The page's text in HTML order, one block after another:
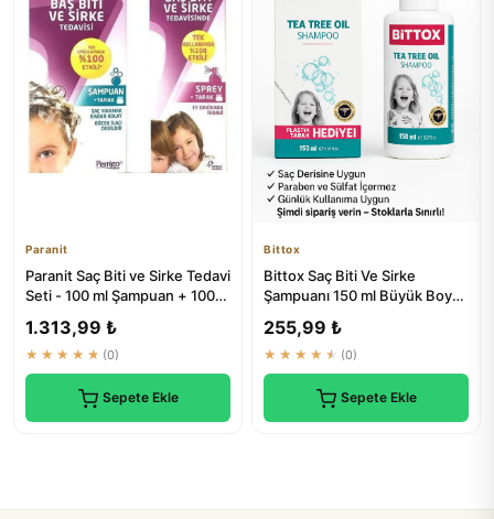
Paranit
Paranit Saç Biti ve Sirke Tedavi
Seti - 100 ml Şampuan + 100
1.313,99 ₺
★★★★★ (0)
Sepete Ekle
Bittox
Bittox Saç Biti Ve Sirke
Şampuanı 150 ml Büyük Boy
255,99 ₺
★★★★★ (0)
Sepete Ekle